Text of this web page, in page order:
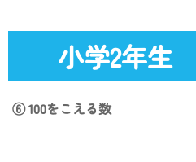
小学2年生
⑥ 100をこえる数